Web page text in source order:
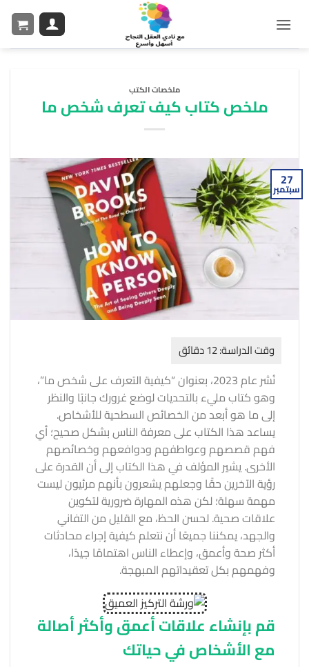
ملخصات الكتب
ملخص كتاب كيف تعرف شخص ما
27
سبتمبر
نُشر عام 2023، بعنوان “كيفية التعرف على شخص ما”،
وهو كتاب مليء بالتحديات لوضع غرورك جانبًا والنظر
إلى ما هو أبعد من الخصائص السطحية للأشخاص.
يساعد هذا الكتاب على معرفة الناس بشكل صحيح؛ أي
فهم قصصهم وعواطفهم ودوافعهم وخصائصهم
الأخرى. يشير المؤلف في هذا الكتاب إلى أن القدرة على
رؤية الآخرين حقًا وجعلهم يشعرون بأنهم مرئيون ليست
مهمة سهلة؛ لكن هذه المهارة ضرورية لتكوين
علاقات صحية. لحسن الحظ، مع القليل من التفاني
والجهد، يمكننا جميعًا أن نتعلم كيفية إجراء محادثات
أكثر صحة وأعمق، وإعطاء الناس اهتمامًا جيدًا،
وفهمهم بكل تعقيداتهم المبهجة.
قم بإنشاء علاقات أعمق وأكثر أصالة
مع الأشخاص في حياتك